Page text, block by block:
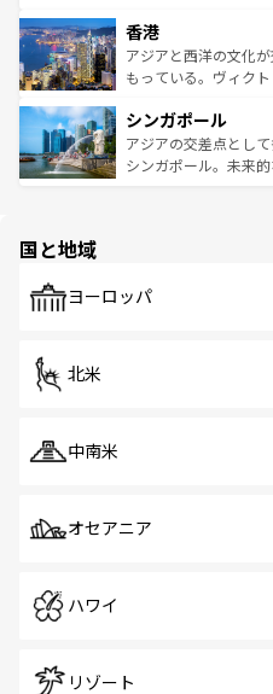
とつ。フォーやバイ
ひ現地で味わいたい
が旅行者を迎えてく
参照してほしい。
の活気が交差してい
帯で自然と触れ合い
いビーチでリゾート
激する。気候は一年
が待っている。親し
た文化、そして多様
香港
アジアと西洋の文化
もっている。ヴィク
み、どこを訪れても
ており、効率よく見
うな絶景から文化的
シンガポール
アジアの交差点とし
シンガポール。未来
で、ホーカーズは地
国と地域
ヨーロッパ
北米
中南米
オセアニア
ハワイ
リゾート